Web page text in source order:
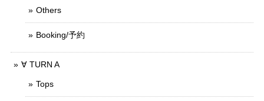
Others
Booking/予約
∀ TURN A
Tops